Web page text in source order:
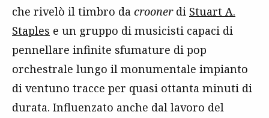
che rivelò il timbro da croonerdi Stuart A.
Staples e un gruppo di musicisti capaci di
pennellare infinite sfumature di pop
orchestrale lungo il monumentale impianto
di ventuno tracce per quasi ottanta minuti di
durata. Influenzato anche dal lavoro del